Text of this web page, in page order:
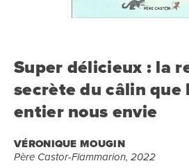
Super délicieux : la
secrète du câlin que
entier nous envie
VÉRONIQUE MOUGIN
Père Castor-Flammarion, 2022